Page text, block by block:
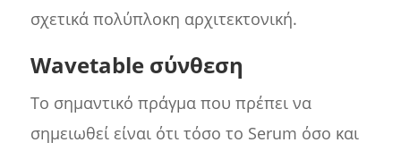
σχετικά πολύπλοκη αρχιτεκτονική.
Wavetable σύνθεση
Το σημαντικό πράγμα που πρέπει να
σημειωθεί είναι ότι τόσο το Serum όσο και